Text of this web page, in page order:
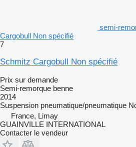
semi-
Cargobull Non spécifié
7
Schmitz Cargobull Non spécifié
Prix sur demande
Semi-remorque benne
2014
Suspension pneumatique/pneumatique
France, Limay
GUAINVILLE INTERNATIONAL
Contacter le vendeur